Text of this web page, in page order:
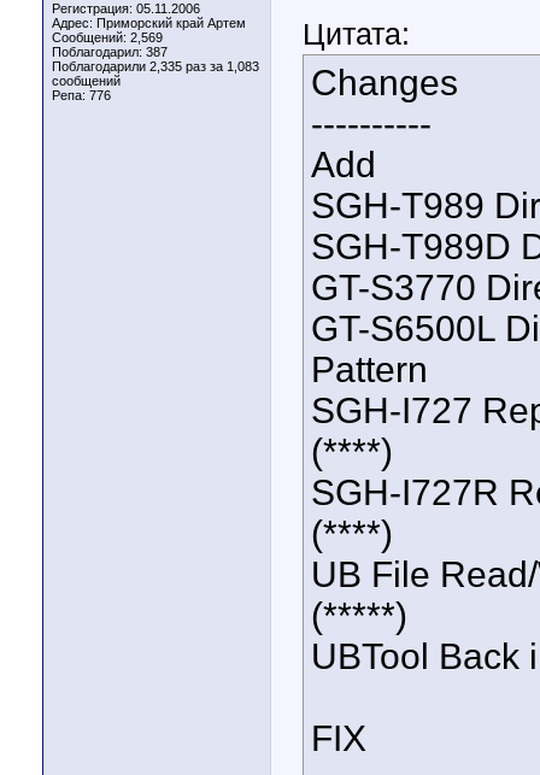
Регистрация: 05.11.2006
Адрес: Приморский край Артем
Сообщений: 2,569
Поблагодарил: 387
Поблагодарили 2,335 раз за 1,083
сообщений
Репа: 776
Цитата:
Changes
----------
Add
SGH-T989
SGH-T989D
GT-S3770
GT-S6500L
Pattern
SGH-I727
(****)
SGH-I727R
(****)
UB File
(*****)
UBTool Back
FIX